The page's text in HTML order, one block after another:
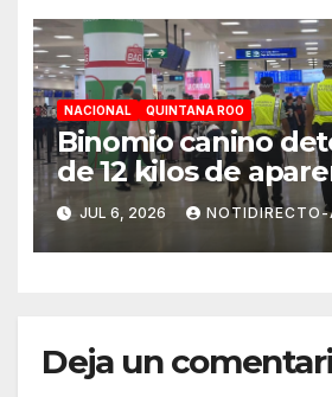
NACIONAL QUINTANA ROO
Binomio canino
de 12 kilos de
cocaína en el
Cancún
JUL 6, 2026 NOTIDIRECTO-
Deja un